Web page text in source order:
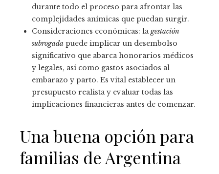
durante todo el proceso para afrontar las
complejidades anímicas que puedan surgir.
Consideraciones económicas: lagestación
subrogada puede implicar un desembolso
significativo que abarca honorarios médicos
y legales, así como gastos asociados al
embarazo y parto. Es vital establecer un
presupuesto realista y evaluar todas las
implicaciones financieras antes de comenzar.
Una buena opción para
familias de Argentina